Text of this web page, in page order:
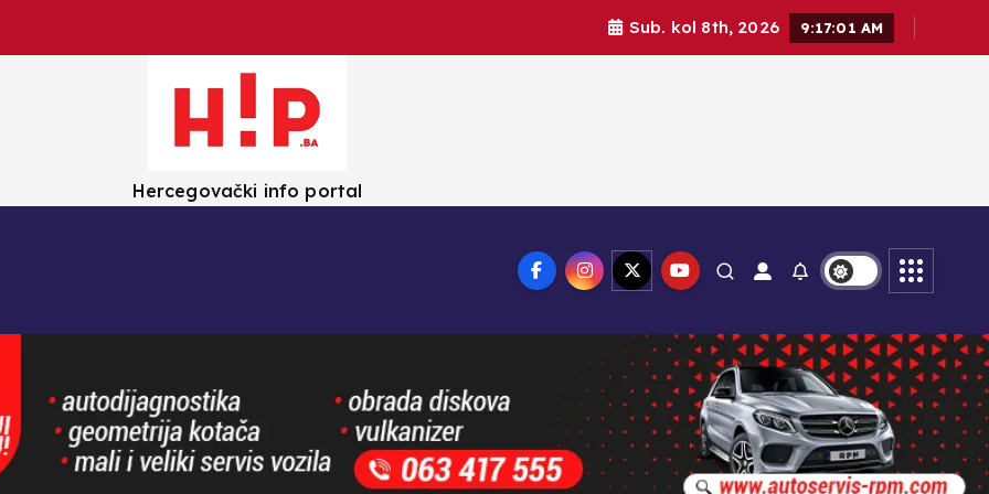
Sub. kol 8th, 2026 9:17:02 AM
Hercegovački info portal